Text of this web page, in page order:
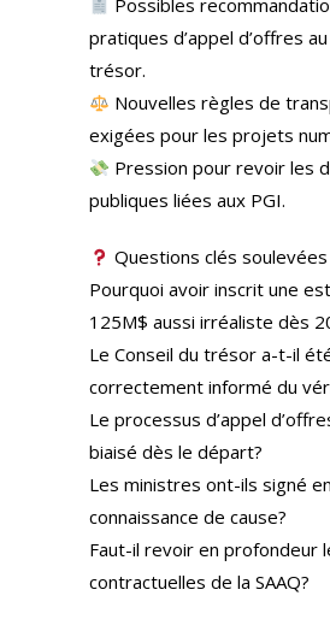
Possibles
pratiques d’appel d’offres
trésor.
Nouvelles règles de
exigées pour les projets
Pression pour revoir les
publiques liées aux PGI.
Questions clés soulevées
Pourquoi avoir inscrit une
125M$ aussi irréaliste dès
Le Conseil du trésor a-t-il
correctement informé du
Le processus d’appel
biaisé dès le départ?
Les ministres ont-ils signé
connaissance de cause?
Faut-il revoir en profondeur
contractuelles de la SAAQ?